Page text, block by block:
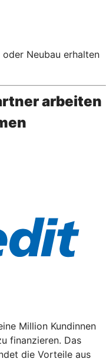
Neubau erhalten
arbeiten
Million Kundinnen
finanzieren. Das
die Vorteile aus